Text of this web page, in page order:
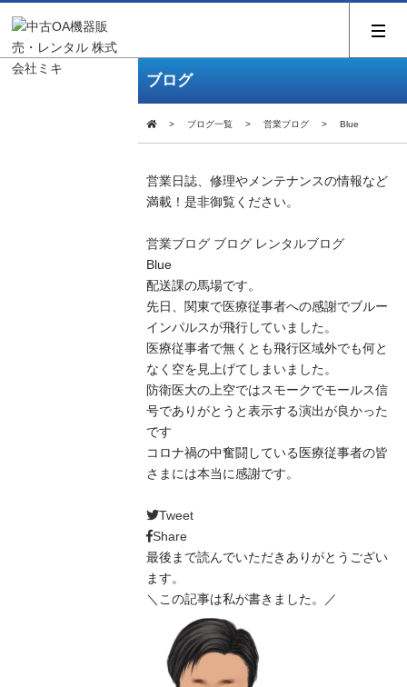
ブログ
ブログ一覧 営業ブログ Blue
営業日誌、修理やメンテナンスの情報など
満載！是非御覧ください。
営業ブログ ブログ レンタルブログ
Blue
配送課の馬場です。
先日、関東で医療従事者への感謝でブルー
インパルスが飛行していました。
医療従事者で無くとも飛行区域外でも何と
なく空を見上げてしまいました。
防衛医大の上空ではスモークでモールス信
号でありがとうと表示する演出が良かった
です
コロナ禍の中奮闘している医療従事者の皆
さまには本当に感謝です。
Tweet
Share
最後まで読んでいただきありがとうござい
ます。
＼この記事は私が書きました。／